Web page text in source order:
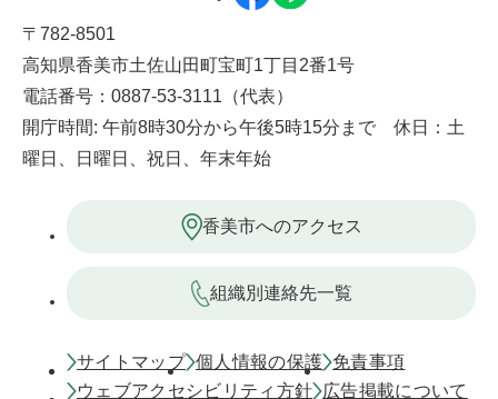
〒782-8501
高知県香美市土佐山田町宝町1丁目2番1号
電話番号：0887-53-3111（代表）
開庁時間: 午前8時30分から午後5時15分まで 休日：土
曜日、日曜日、祝日、年末年始
香美市へのアクセス
組織別連絡先一覧
サイトマップ 個人情報の保護 免責事項
ウェブアクセシビリティ方針
広告掲載について